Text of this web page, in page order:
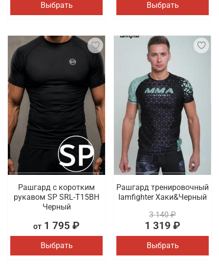
Выбрать Выбрать
Рашгард с коротким
рукавом SP SRL-T15BH
Черный
от 1 795 ₽
Выбрать
Рашгард тренировочный
Iamfighter Хаки&Черный
3 140 ₽
1 319 ₽
Выбрать